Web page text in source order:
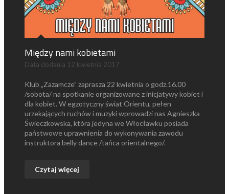
Między nami kobietami
Data dodania 12 kwietnia 2017
Klub „Zazamcze” zaprasza 22 kwietnia o godz.16.00
/sobota/ na spotkanie organizowane z inicjatywy kobiet i
dla kobiet. W egzotyczny świat Orientu, pełen
urzekających ruchów i muzyki wprowadzi nas Agnieszka
Świeczkowska, która jedyna we Włocławku posiada
państwowe uprawnienia do wykonywania zawodu
instruktora belly dance /tańca orientalnego/.
Czytaj więcej